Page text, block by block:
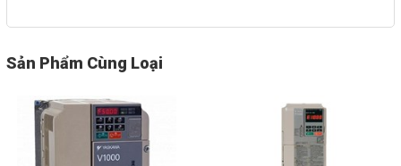
Sản Phẩm Cùng Loại
Twitter
Gọi cho chúng tôi